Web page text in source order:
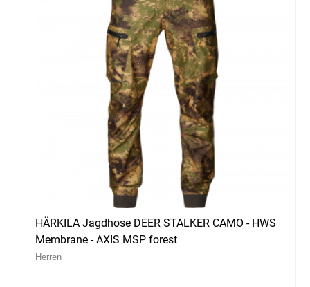
HÄRKILA Jagdhose DEER STALKER CAMO - HWS
Membrane - AXIS MSP forest
Herren